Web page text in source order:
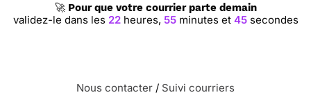
🚀 Pour que votre courrier parte demain
validez-le dans les 22heures, 55minutes et 44 secondes
Nous contacter / Suivi courriers